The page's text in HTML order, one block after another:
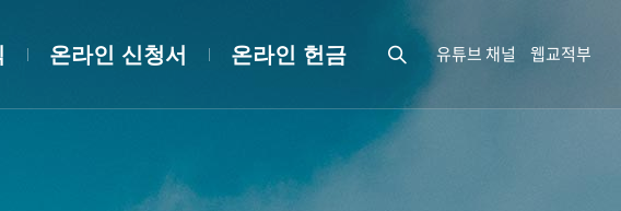
유튜브 채널 웹교적부
온라인 신청서 온라인 헌금